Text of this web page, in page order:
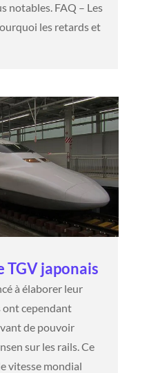
notables. FAQ – Les
les retards et
TGV japonais
à élaborer leur
ont cependant
de pouvoir
sur les rails. Ce
vitesse mondial